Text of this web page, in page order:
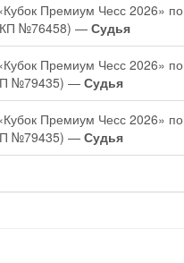
Премиум Чесс 2026» по
№76458) —Судья
Премиум Чесс 2026» по
№79435) — Судья
Премиум Чесс 2026» по
№79435) — Судья